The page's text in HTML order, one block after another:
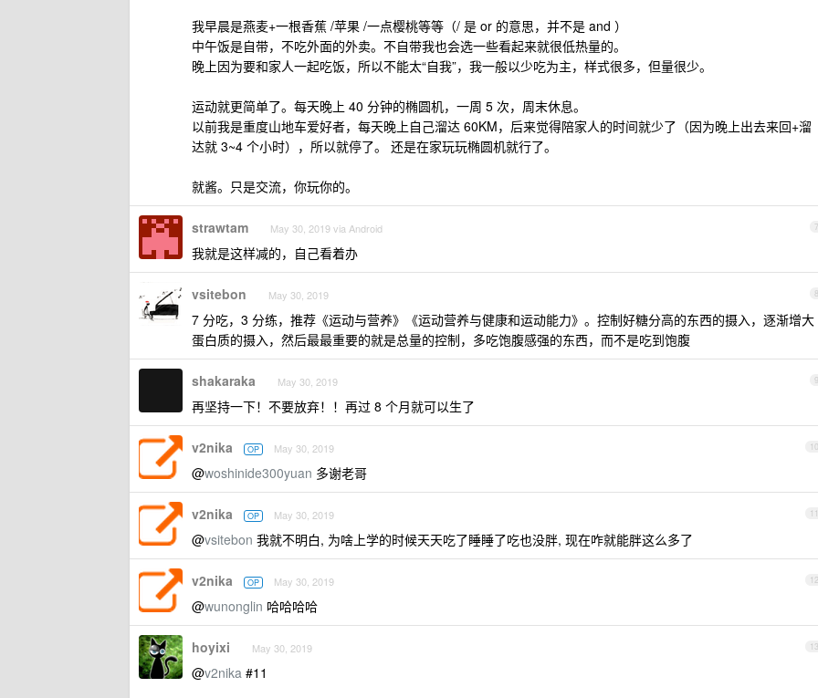
我早晨是燕麦+一根香蕉 /苹果 /一点樱桃等等（/ 是 or 的意思，并不是 and ）
中午饭是自带，不吃外面的外卖。不自带我也会选一些看起来就很低热量的。
晚上因为要和家人一起吃饭，所以不能太“自我”，我一般以少吃为主，样式很多，但量很少。
运动就更简单了。每天晚上 40 分钟的椭圆机，一周 5 次，周末休息。
以前我是重度山地车爱好者，每天晚上自己溜达 60KM，后来觉得陪家人的时间就少了（因为晚上出去来回+溜
达就 3~4 个小时），所以就停了。 还是在家玩玩椭圆机就行了。
就酱。只是交流，你玩你的。
7
strawtam May 30, 2019 via Android
我就是这样减的，自己看着办
8
vsitebon May 30, 2019
7 分吃，3 分练，推荐《运动与营养》《运动营养与健康和运动能力》。控制好糖分高的东西的摄入，逐渐增大
蛋白质的摄入，然后最最重要的就是总量的控制，多吃饱腹感强的东西，而不是吃到饱腹
9
shakaraka May 30, 2019
再坚持一下！不要放弃！！再过 8 个月就可以生了
10
v2nika OP May 30, 2019
@woshinide300yuan 多谢老哥
11
v2nika OP May 30, 2019
@vsitebon 我就不明白, 为啥上学的时候天天吃了睡睡了吃也没胖, 现在咋就能胖这么多了
12
v2nika OP May 30, 2019
@wunonglin 哈哈哈哈
13
hoyixi May 30, 2019
@v2nika #11